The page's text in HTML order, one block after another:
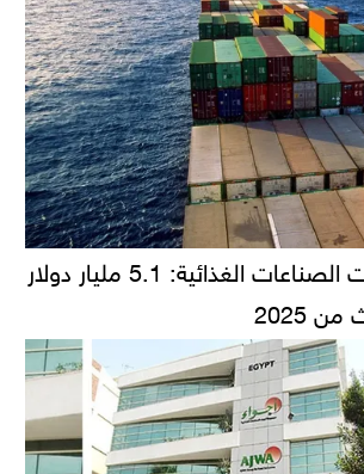
قفزة في صادرات الصناعات الغذائية: 5.1 مليار دولار
2025